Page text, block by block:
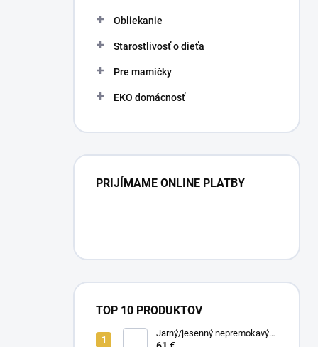
Obliekanie
Starostlivosť o dieťa
Pre mamičky
EKO domácnosť
PRIJÍMAME ONLINE PLATBY
TOP 10 PRODUKTOV
Jarný/jesenný nepremokavý